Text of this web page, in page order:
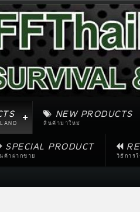
NEW PRODUCTS
สินค้ามาใหม่
SPECIAL PRODUCT
ค้าฝากขาย วิธีการ